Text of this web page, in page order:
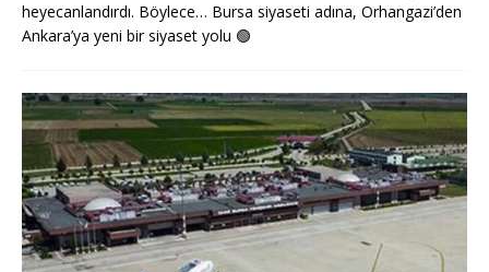
heyecanlandırdı. Böylece… Bursa siyaseti adına, Orhangazi’den
Ankara’ya yeni bir siyaset yolu 🟢